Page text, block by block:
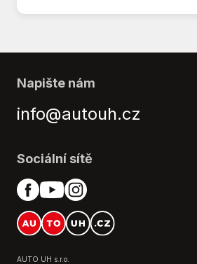
Mlhovky
Nastavitelný volant
Originál autorádio
Ostřikovače světlometů
Palubní počítač
Parkovací asistent
Parkovací kamera
Parkovací senzory zadní
AUTO UH s.r.o.
Napište nám
info@autouh.cz
Sociální sítě